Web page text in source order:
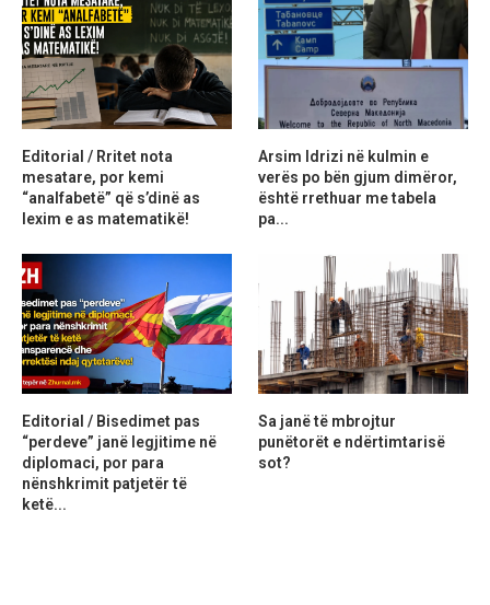
Editorial / Rritet nota
mesatare, por kemi
“analfabetë” që s’dinë as
lexim e as matematikë!
Arsim Idrizi në kulmin e
verës po bën gjum dimëror,
është rrethuar me tabela
pa...
Editorial / Bisedimet pas
“perdeve” janë legjitime në
diplomaci, por para
nënshkrimit patjetër të
ketë...
Sa janë të mbrojtur
punëtorët e ndërtimtarisë
sot?